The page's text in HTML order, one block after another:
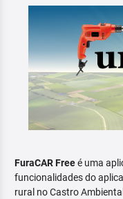
FuraCAR Freeé uma
funcionalidades do
rural no Castro